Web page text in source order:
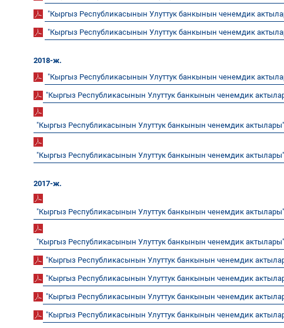
"Кыргыз Республикасынын Улуттук банкынын ченемдик
"Кыргыз Республикасынын Улуттук банкынын ченемдик
2018-ж.
"Кыргыз Республикасынын Улуттук банкынын ченемдик
"Кыргыз Республикасынын Улуттук банкынын ченемдик
"Кыргыз Республикасынын Улуттук банкынын ченемдик
"Кыргыз Республикасынын Улуттук банкынын ченемдик
2017-ж.
"Кыргыз Республикасынын Улуттук банкынын ченемдик
"Кыргыз Республикасынын Улуттук банкынын ченемдик
"Кыргыз Республикасынын Улуттук банкынын ченемдик
"Кыргыз Республикасынын Улуттук банкынын ченемдик
"Кыргыз Республикасынын Улуттук банкынын ченемдик
"Кыргыз Республикасынын Улуттук банкынын ченемдик